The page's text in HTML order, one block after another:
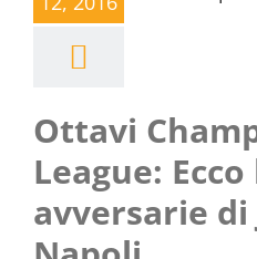
Ottavi
League: Ecco
avversarie di